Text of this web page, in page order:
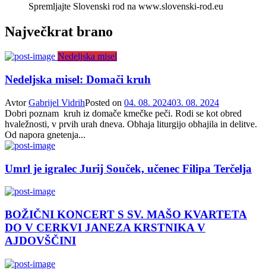
Spremljajte Slovenski rod na www.slovenski-rod.eu
Največkrat brano
Nedeljska misel
Nedeljska misel: Domači kruh
AvtorGabrijel VidrihPosted on 04. 08. 202403. 08. 2024
Dobri poznam kruh iz domače kmečke peči. Rodi se kot obred
hvaležnosti, v prvih urah dneva. Obhaja liturgijo obhajila in delitve.
Od napora gnetenja...
Umrl je igralec Jurij Souček, učenec Filipa Terčelja
BOŽIČNI KONCERT S SV. MAŠO KVARTETA
DO V CERKVI JANEZA KRSTNIKA V
AJDOVŠČINI